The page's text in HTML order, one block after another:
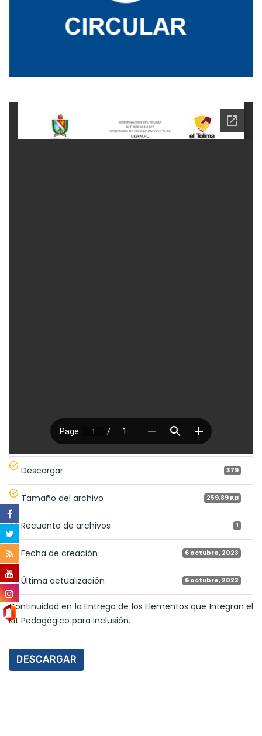
Descargar 379
Tamaño del archivo 259.89 KB
Recuento de archivos 1
Fecha de creación 6 octubre, 2023
Última actualización 6 octubre, 2023
Continuidad en la Entrega de los Elementos que Integran el
Kit Pedagógico para Inclusión.
DESCARGAR